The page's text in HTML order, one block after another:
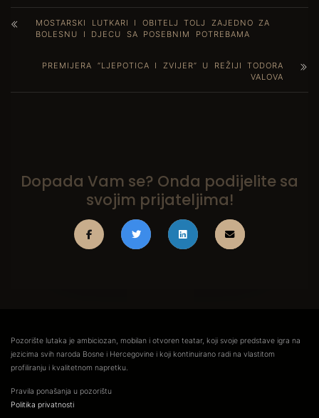
MOSTARSKI LUTKARI I OBITELJ TOLJ ZAJEDNO ZA
BOLESNU I DJECU SA POSEBNIM POTREBAMA
PREMIJERA “LJEPOTICA I ZVIJER” U REŽIJI TODORA
VALOVA
Dopada Vam se? Onda podijelite sa
svojim prijateljima!
Pozorište lutaka je ambiciozan, mobilan i otvoren teatar, koji svoje predstave igra na
jezicima svih naroda Bosne i Hercegovine i koji kontinuirano radi na vlastitom
profiliranju i kvalitetnom napretku.
Pravila ponašanja u pozorištu
Politika privatnosti